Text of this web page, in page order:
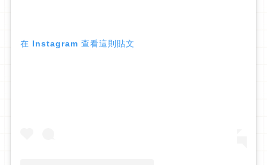
在 Instagram 查看這則貼文